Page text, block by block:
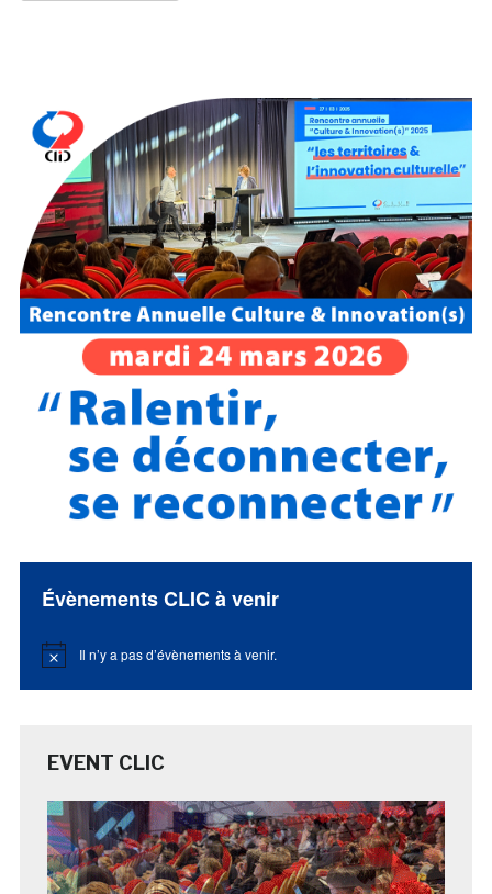
Évènements CLIC à venir
Notice Il n’y a pas d’évènements à venir.
EVENT CLIC